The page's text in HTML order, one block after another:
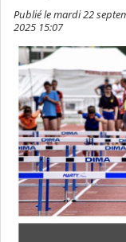
Publié le mardi 22
2025 15:07